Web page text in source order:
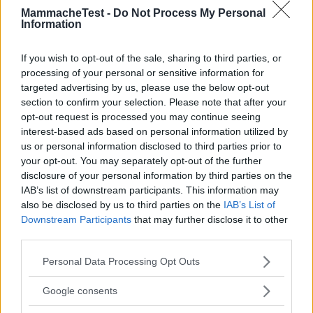
MammacheTest - Do Not Process My Personal
Information
If you wish to opt-out of the sale, sharing to third parties, or
processing of your personal or sensitive information for
targeted advertising by us, please use the below opt-out
section to confirm your selection. Please note that after your
opt-out request is processed you may continue seeing
interest-based ads based on personal information utilized by
us or personal information disclosed to third parties prior to
your opt-out. You may separately opt-out of the further
disclosure of your personal information by third parties on the
IAB’s list of downstream participants. This information may
also be disclosed by us to third parties on the IAB’s List of
Downstream Participants that may further disclose it to other
Please note that this website/app uses one or more Google
not limited to your visit or usage behaviour. You may click to
Personal Data Processing Opt Outs
Google consents
30.11.-1
facilmente. Consigliato per tut ... continua a leggere
Utile
0)
Bebetta83
Videotester
Newbie
«Questo prodotto lo abbiamo
reg...»
30.11.-1
10.0
Questo prodotto lo abbiamo regalato al figlio di una coppia di
amici e devo dire che li abbiamo...continua a leggere